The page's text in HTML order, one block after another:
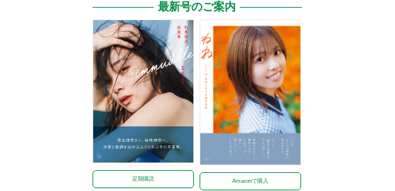
最新号のご案内
定期購読 Amazonで購入